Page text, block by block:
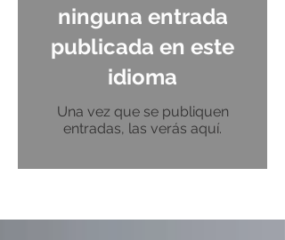
ninguna entrada
publicada en este
idioma
Una vez que se publiquen
entradas, las verás aquí.